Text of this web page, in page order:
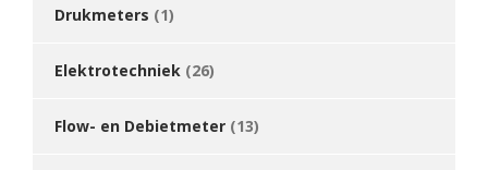
Drukmeters (1)
Elektrotechniek (26)
Flow- en Debietmeter (13)